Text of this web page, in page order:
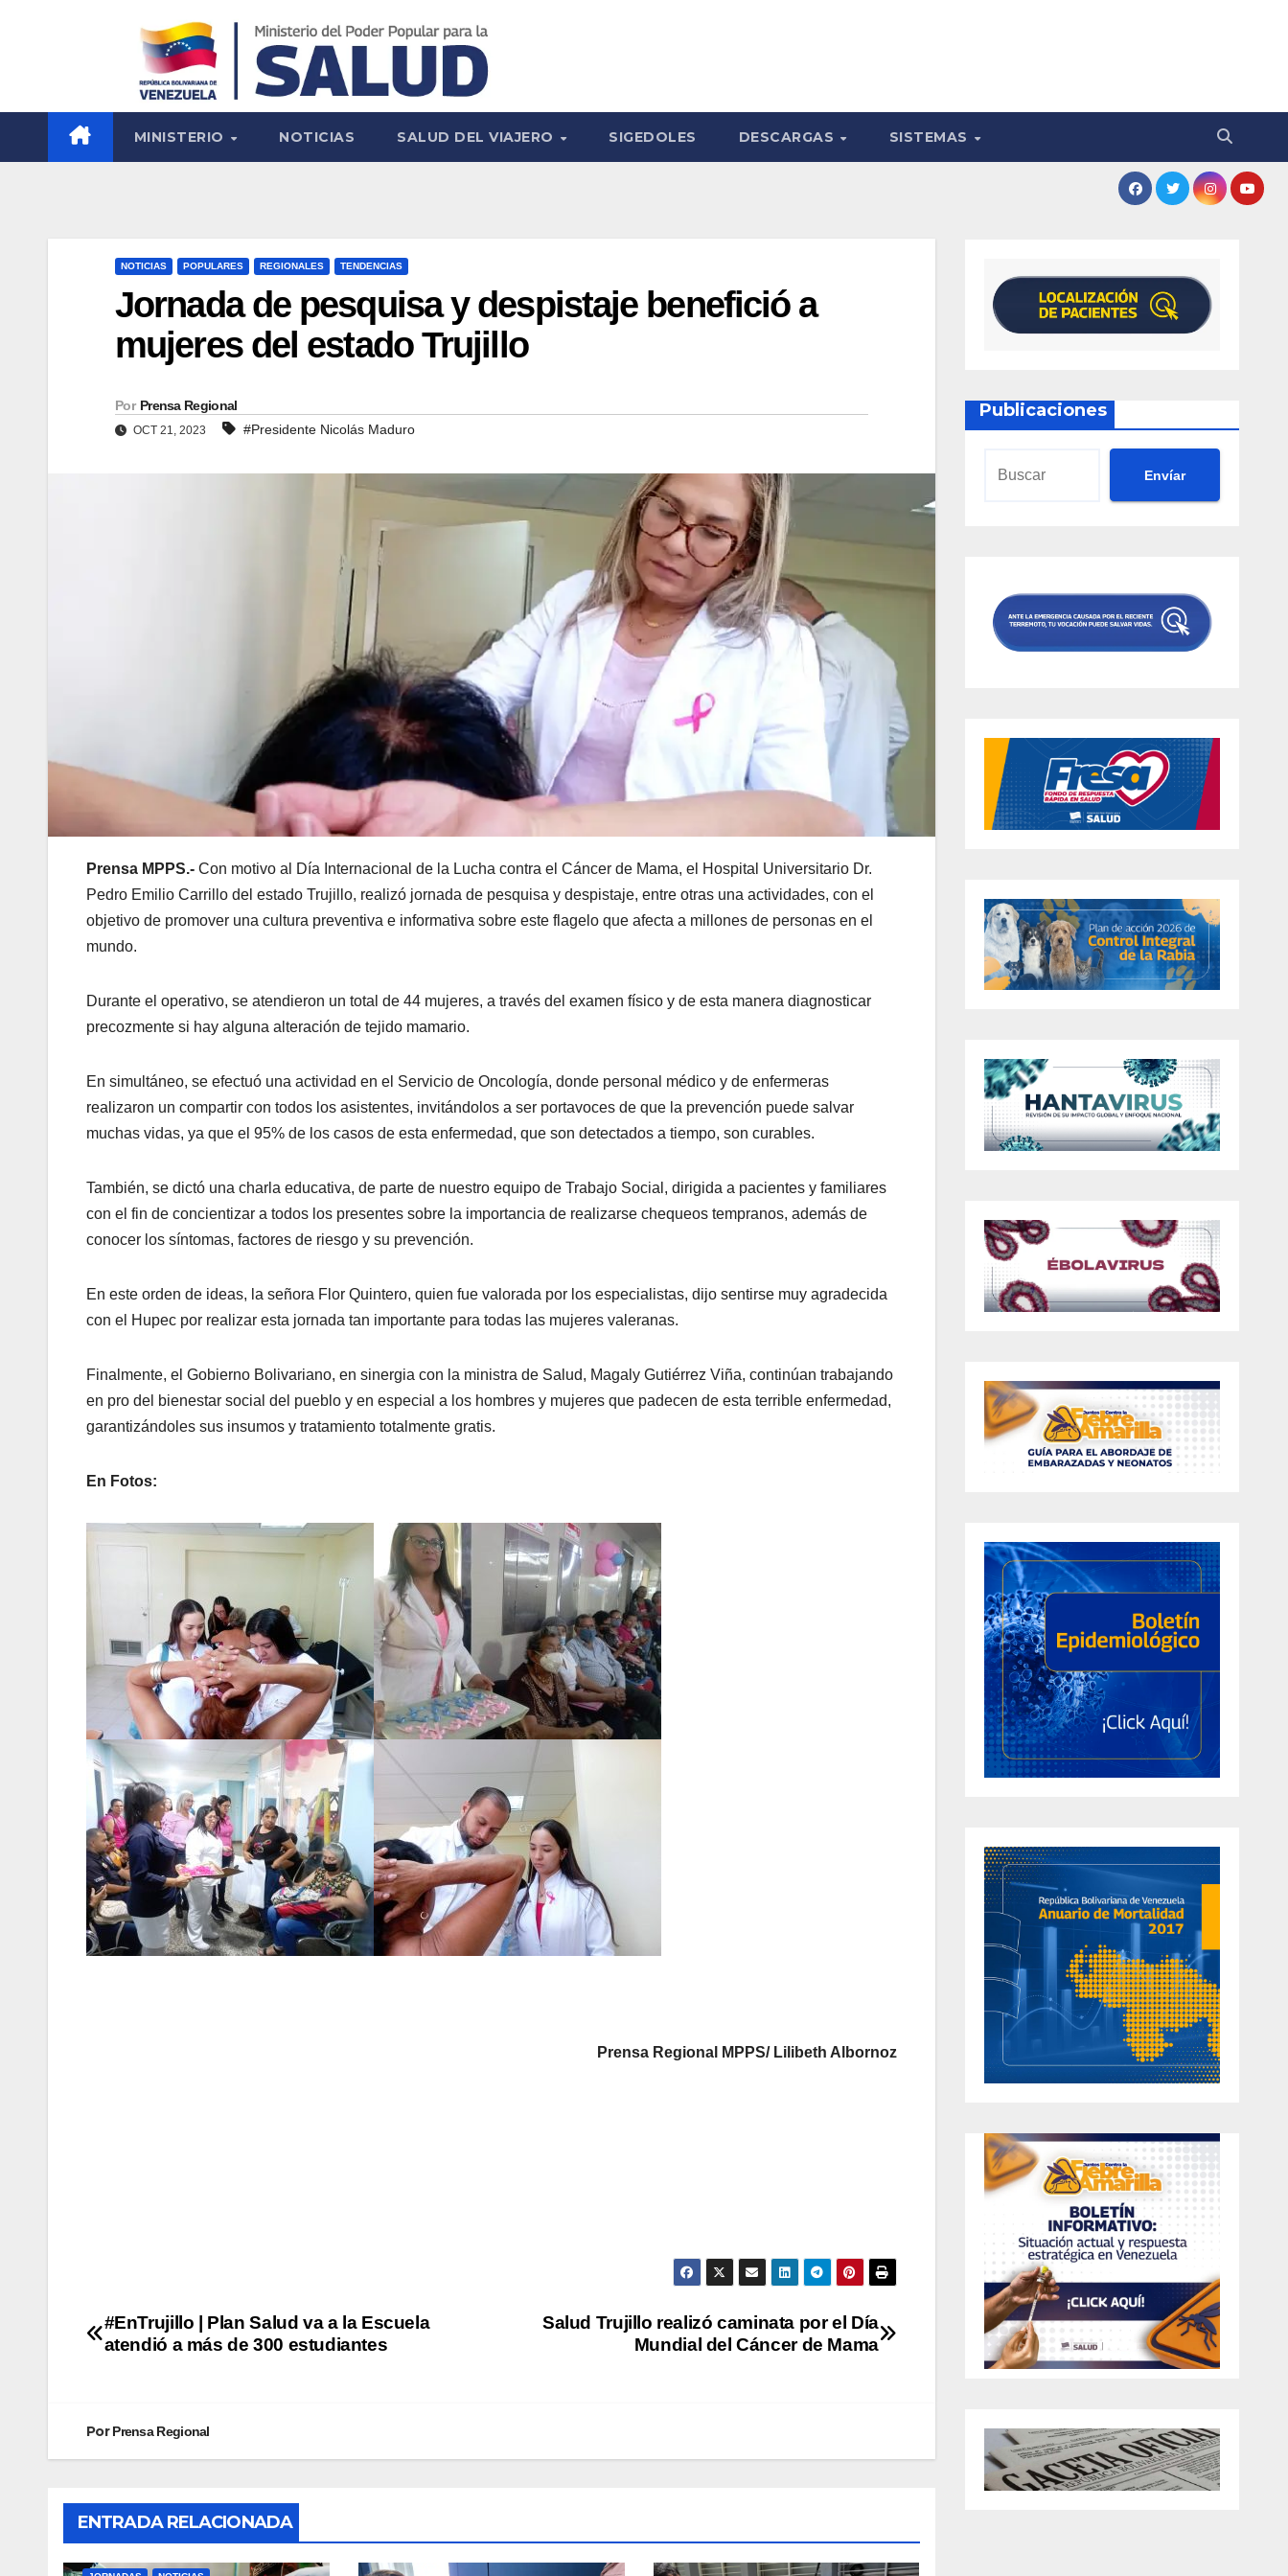
MINISTERIO NOTICIAS SALUD DEL VIAJERO SIGEDOLES DESCARGAS SISTEMAS
NOTICIAS POPULARES REGIONALES TENDENCIAS
Jornada de pesquisa y despistaje benefició a
mujeres del estado Trujillo
Por Prensa Regional
OCT 21, 2023 #Presidente Nicolás Maduro
Prensa MPPS.- Con motivo al Día Internacional de la Lucha contra el Cáncer de Mama, el Hospital Universitario Dr.
Pedro Emilio Carrillo del estado Trujillo, realizó jornada de pesquisa y despistaje, entre otras una actividades, con el
objetivo de promover una cultura preventiva e informativa sobre este flagelo que afecta a millones de personas en el
mundo.
Durante el operativo, se atendieron un total de 44 mujeres, a través del examen físico y de esta manera diagnosticar
precozmente si hay alguna alteración de tejido mamario.
En simultáneo, se efectuó una actividad en el Servicio de Oncología, donde personal médico y de enfermeras
realizaron un compartir con todos los asistentes, invitándolos a ser portavoces de que la prevención puede salvar
muchas vidas, ya que el 95% de los casos de esta enfermedad, que son detectados a tiempo, son curables.
También, se dictó una charla educativa, de parte de nuestro equipo de Trabajo Social, dirigida a pacientes y familiares
con el fin de concientizar a todos los presentes sobre la importancia de realizarse chequeos tempranos, además de
conocer los síntomas, factores de riesgo y su prevención.
En este orden de ideas, la señora Flor Quintero, quien fue valorada por los especialistas, dijo sentirse muy agradecida
con el Hupec por realizar esta jornada tan importante para todas las mujeres valeranas.
Finalmente, el Gobierno Bolivariano, en sinergia con la ministra de Salud, Magaly Gutiérrez Viña, continúan trabajando
en pro del bienestar social del pueblo y en especial a los hombres y mujeres que padecen de esta terrible enfermedad,
garantizándoles sus insumos y tratamiento totalmente gratis.
En Fotos:
Prensa Regional MPPS/ Lilibeth Albornoz
Salud Trujillo realizó caminata por el Día
Mundial del Cáncer de Mama
#EnTrujillo | Plan Salud va a la Escuela
atendió a más de 300 estudiantes
PorPrensa Regional
ENTRADA RELACIONADA
Publicaciones
Envíar